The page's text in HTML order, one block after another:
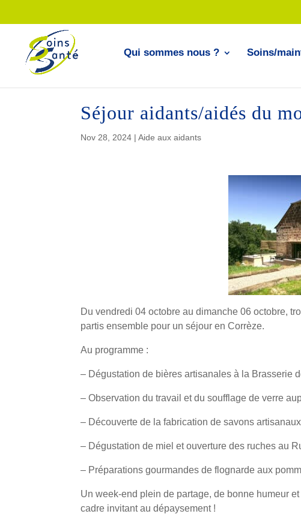
Qui sommes nous ? Soins/
Séjour aidants/aidés du
Nov 28, 2024 |Aide aux aidants
Du vendredi 04 octobre au dimanche 06 octobre,
partis ensemble pour un séjour en Corrèze.
Au programme :
– Dégustation de bières artisanales à la Brasserie
– Observation du travail et du soufflage de verre
– Découverte de la fabrication de savons
– Dégustation de miel et ouverture des ruches au
– Préparations gourmandes de flognarde aux
Un week-end plein de partage, de bonne humeur
cadre invitant au dépaysement !